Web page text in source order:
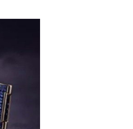
预约）
预约）
广场）10层13室（需提前预
（需提前预约）
（需提前预约）
（需提前预约）